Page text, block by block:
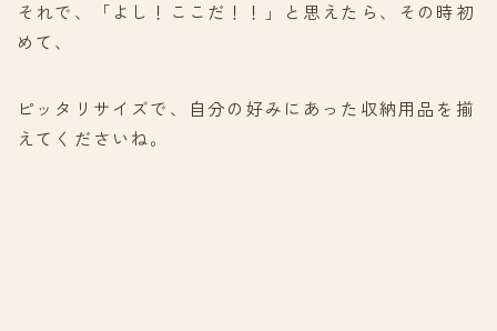
それで、「よし！ここだ！！」と思えたら、その時初
めて、
ピッタリサイズで、自分の好みにあった収納用品を揃
えてくださいね。